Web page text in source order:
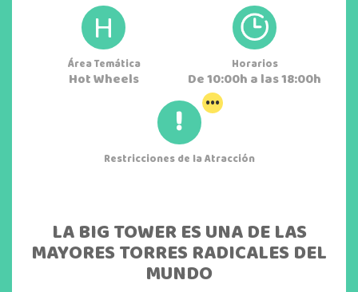
H
Área Temática
Hot Wheels
Horarios
De 10:00h a las 18:00h
Restricciones de la Atracción
...
LA BIG TOWER ES UNA DE LAS
MAYORES TORRES RADICALES DEL
MUNDO